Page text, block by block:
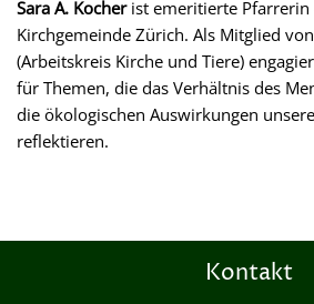
Sara A. Kocherist emeritierte Pfarrerin
Kirchgemeinde Zürich. Als Mitglied
(Arbeitskreis Kirche und Tiere)
für Themen, die das Verhältnis des
die ökologischen Auswirkungen
reflektieren.
Kontakt